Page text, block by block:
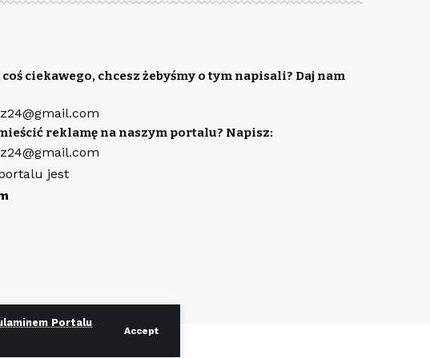
Portalu
Accept
coś ciekawego, chcesz żebyśmy o tym napisali? Daj nam
reklamę na naszym portalu? Napisz:
jest